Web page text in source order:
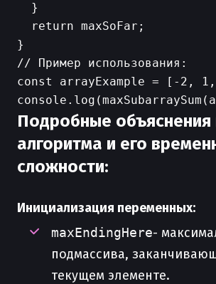
  }
  return maxSoFar;
}
// Пример использования:
const arrayExample = [-
Подробные объяснения
алгоритма и его
сложности:
Инициализация переменных:
maxEndingHere-
подмассива,
текущем элементе.